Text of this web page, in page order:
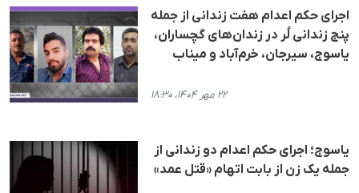
اجرای حکم اعدام هفت زندانی از جمله
پنج زندانی لُر در زندان‌های گچساران،
یاسوج، سیرجان، خرم‌آباد و میناب
۲۲ مهر ۱۴۰۴، ۱۸:۳۰
یاسوج؛ اجرای حکم اعدام دو زندانی از
جمله یک زن از بابت اتهام «قتل عمد»